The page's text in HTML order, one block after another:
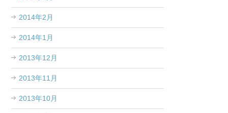
2014年2月
2014年1月
2013年12月
2013年11月
2013年10月